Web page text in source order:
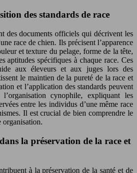
des standards de race
des documents officiels qui décrivent les
race de chien. Ils précisent l’apparence
et texture du pelage, forme de la tête,
aptitudes spécifiques à chaque race. Ces
aux éleveurs et aux juges lors des
le maintien de la pureté de la race et
et l’application des standards peuvent
cynophile, expliquant les
entre les individus d’une même race
Il est crucial de bien comprendre le
organisation.
la préservation de la race et
à la préservation de la santé et de